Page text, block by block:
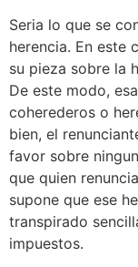
Seria lo que se
herencia. En este
su pieza sobre la
De este modo,
coherederos o
bien, el
favor sobre
que quien
supone que ese
transpirado
impuestos.